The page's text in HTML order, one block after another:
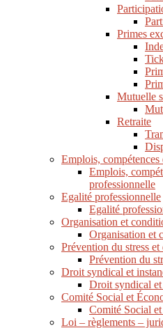
Primes
Mutuelle
Retraite
Emplois,
Emplois,
professionnelle
Egalité professionnelle
Egalité
Organisation et
Organisation et
Prévention du stress
Prévention du
Droit syndical et
Droit syndical et
Comité Social et
Comité Social
Loi – règlements –